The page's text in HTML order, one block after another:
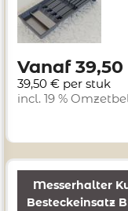
Vanaf
39,50 € per stuk
incl. 19 %
Messerhalter
Besteckeinsatz